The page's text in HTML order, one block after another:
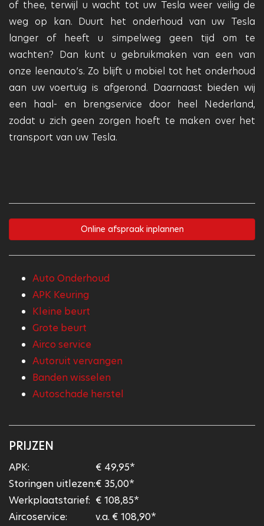
of thee, terwijl u wacht tot uw Tesla weer veilig de
weg op kan. Duurt het onderhoud van uw Tesla
langer of heeft u simpelweg geen tijd om te
wachten? Dan kunt u gebruikmaken van een van
onze leenauto’s. Zo blijft u mobiel tot het onderhoud
aan uw voertuig is afgerond. Daarnaast bieden wij
een haal- en brengservice door heel Nederland,
zodat u zich geen zorgen hoeft te maken over het
transport van uw Tesla.
Online afspraak inplannen
Auto Onderhoud
APK Keuring
Kleine beurt
Grote beurt
Airco service
Autoruit vervangen
Banden wisselen
Autoschade herstel
PRIJZEN
APK:
€ 49,95*
Storingen uitlezen:€ 35,00*
Werkplaatstarief: € 108,85*
Aircoservice:
v.a. € 108,90*